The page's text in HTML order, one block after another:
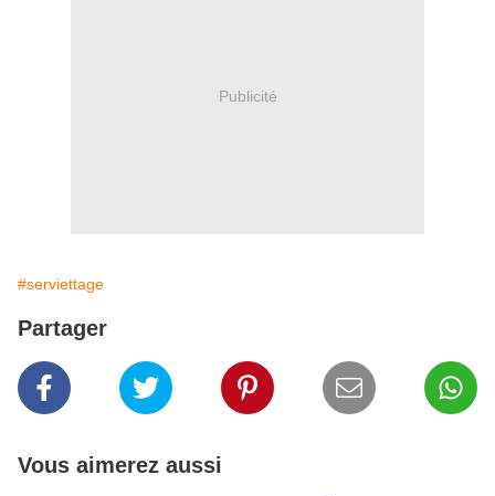
Publicité
#serviettage
Partager
Vous aimerez aussi